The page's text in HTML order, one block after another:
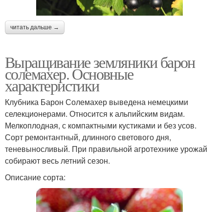
читать дальше →
Выращивание земляники барон
солемахер. Основные
характеристики
Клубника Барон Солемахер выведена немецкими
селекционерами. Относится к альпийским видам.
Мелкоплодная, с компактными кустиками и без усов.
Сорт ремонтантный, длинного светового дня,
теневыносливый. При правильной агротехнике урожай
собирают весь летний сезон.
Описание сорта: